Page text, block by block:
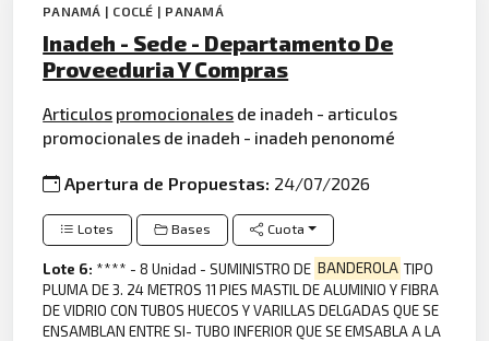
PANAMÁ | COCLÉ | PANAMÁ
Inadeh - Sede - Departamento De
Proveeduria Y Compras
Articulos promocionales de inadeh - articulos
promocionales de inadeh - inadeh penonomé
Apertura de Propuestas: 24/07/2026
Lotes Bases Cuota
Lote 6: **** - 8 Unidad - SUMINISTRO DE BANDEROLA TIPO
PLUMA DE 3. 24 METROS 11 PIES MASTIL DE ALUMINIO Y FIBRA
DE VIDRIO CON TUBOS HUECOS Y VARILLAS DELGADAS QUE SE
ENSAMBLAN ENTRE SI- TUBO INFERIOR QUE SE EMSABLA A LA